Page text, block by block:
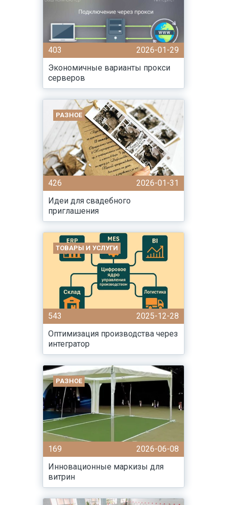
403
2026-01-29
Экономичные варианты прокси
серверов
РАЗНОЕ
426
2026-01-31
Идеи для свадебного
приглашения
ТОВАРЫ И УСЛУГИ
543
2025-12-28
Оптимизация производства через
интегратор
РАЗНОЕ
169
2026-06-08
Инновационные маркизы для
витрин